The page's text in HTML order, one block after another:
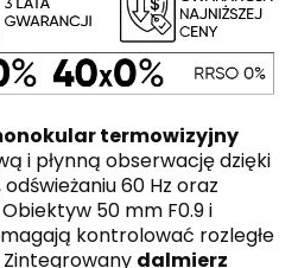
termowizyjny
i płynną obserwację dzięki
60 Hz oraz
Obiektyw 50 mm F0.9 i
kontrolować rozległe
Zintegrowany dalmierz